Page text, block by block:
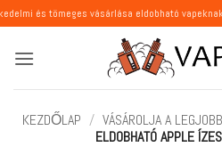
Skip
to
content
vásárlása eldobható vapeknak
KEZDŐLAP / VÁSÁROLJA A
ELDOBHATÓ APPLE